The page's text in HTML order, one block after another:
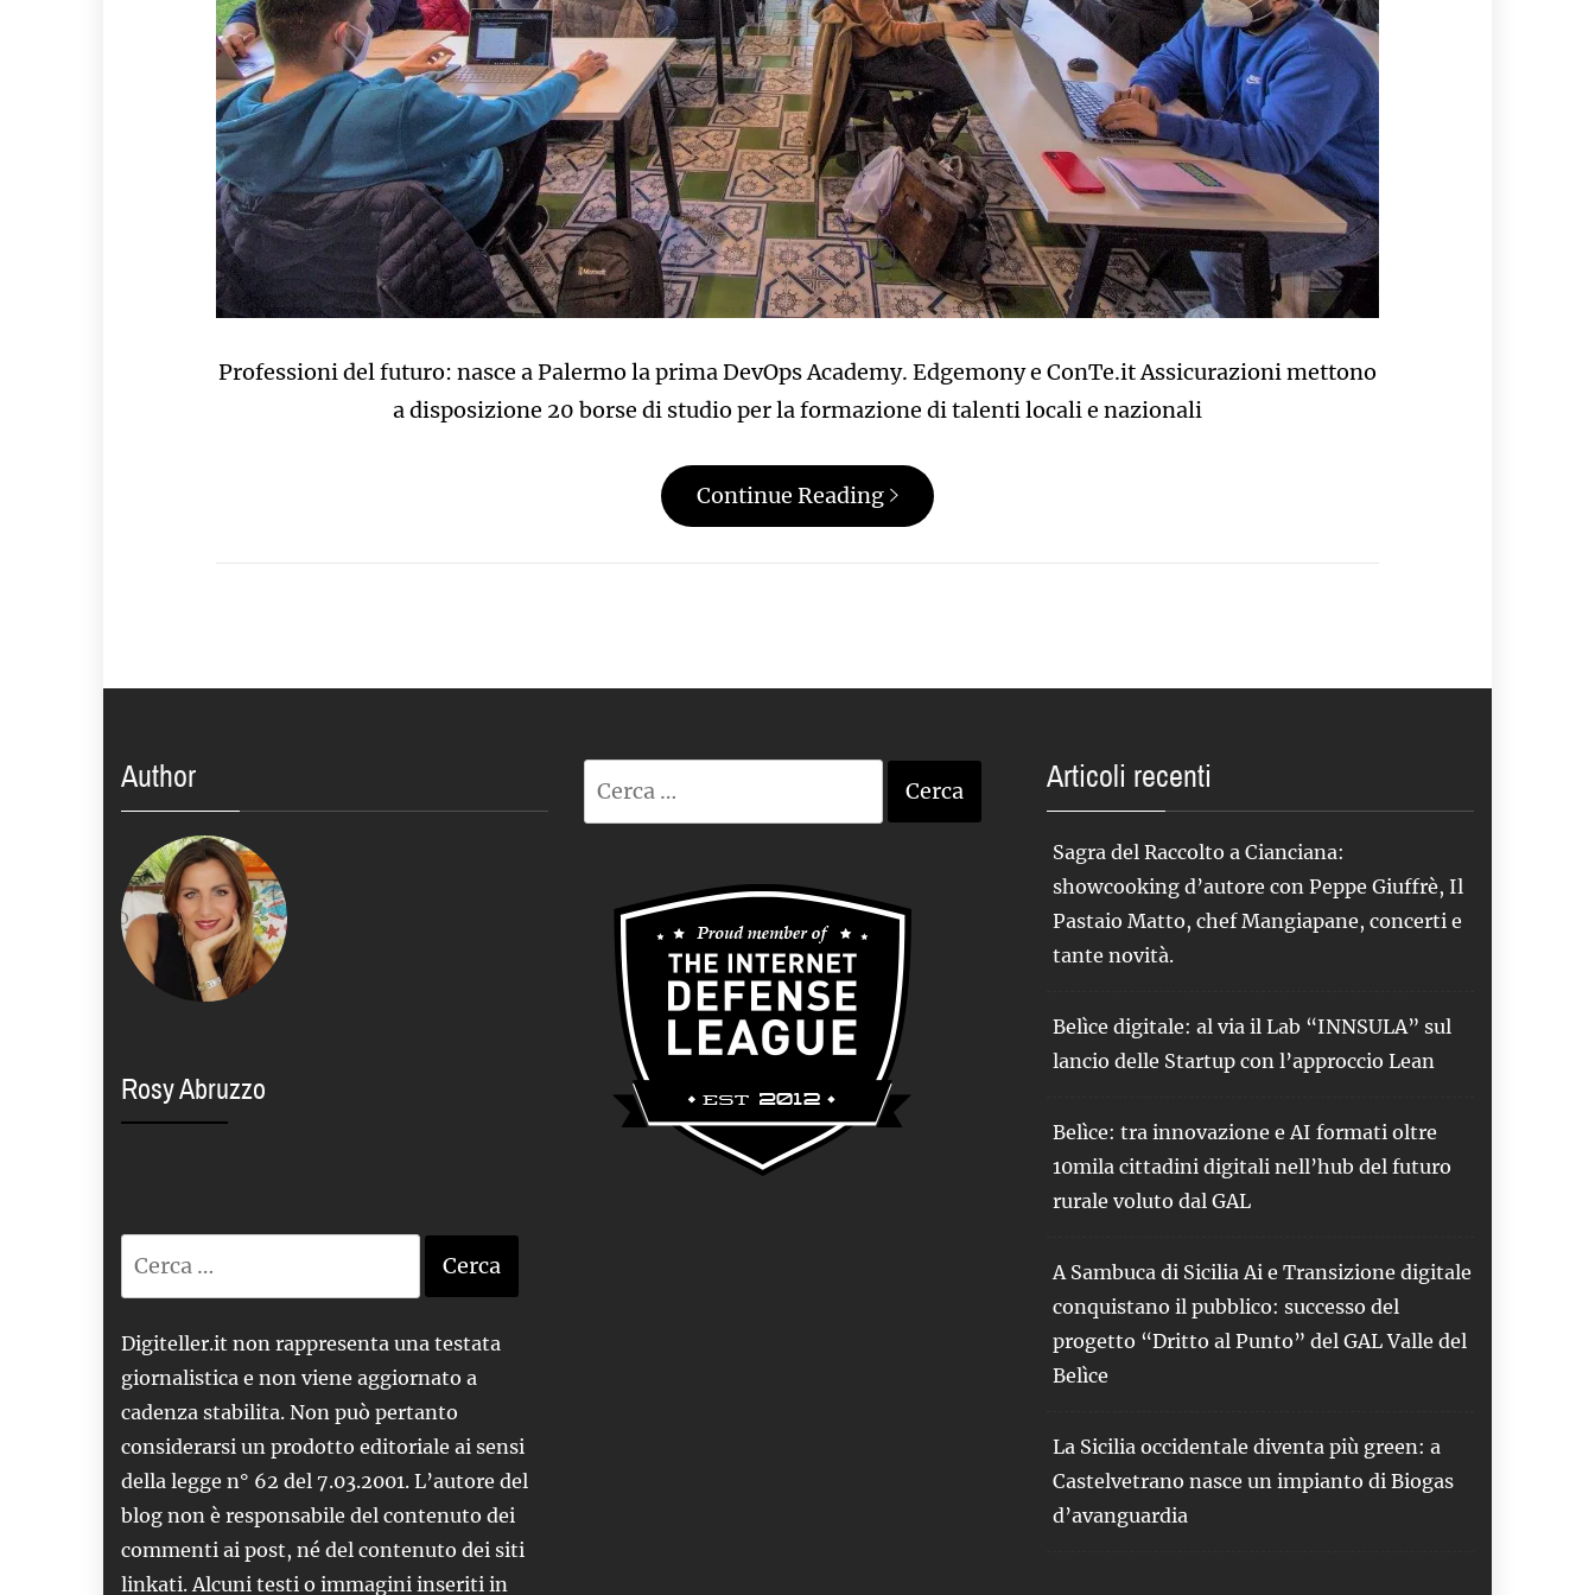
Professioni del futuro: nasce a Palermo la prima DevOps Academy. Edgemony e ConTe.it Assicurazioni mettono
a disposizione 20 borse di studio per la formazione di talenti locali e nazionali
Continue Reading
Author
Rosy Abruzzo
Digiteller.it non rappresenta una testata
giornalistica e non viene aggiornato a
cadenza stabilita. Non può pertanto
considerarsi un prodotto editoriale ai sensi
della legge n° 62 del 7.03.2001. L’autore del
blog non è responsabile del contenuto dei
commenti ai post, né del contenuto dei siti
linkati. Alcuni testi o immagini inseriti in
Articoli recenti
Sagra del Raccolto a Cianciana:
showcooking d’autore con Peppe Giuffrè, Il
Pastaio Matto, chef Mangiapane, concerti e
tante novità.
Belìce digitale: al via il Lab “INNSULA” sul
lancio delle Startup con l’approccio Lean
Belìce: tra innovazione e AI formati oltre
10mila cittadini digitali nell’hub del futuro
rurale voluto dal GAL
A Sambuca di Sicilia Ai e Transizione digitale
conquistano il pubblico: successo del
progetto “Dritto al Punto” del GAL Valle del
Belìce
La Sicilia occidentale diventa più green: a
Castelvetrano nasce un impianto di Biogas
d’avanguardia